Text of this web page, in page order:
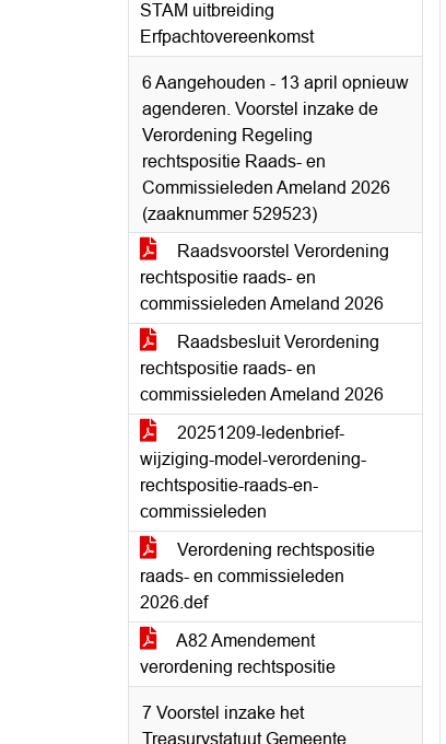
STAM uitbreiding
Erfpachtovereenkomst
6 Aangehouden - 13 april opnieuw
agenderen. Voorstel inzake de
Verordening Regeling
rechtspositie Raads- en
Commissieleden Ameland 2026
(zaaknummer 529523)
Raadsvoorstel Verordening
rechtspositie raads- en
commissieleden Ameland 2026
Raadsbesluit Verordening
rechtspositie raads- en
commissieleden Ameland 2026
20251209-ledenbrief-
wijziging-model-verordening-
rechtspositie-raads-en-
commissieleden
Verordening rechtspositie
raads- en commissieleden
2026.def
A82 Amendement
verordening rechtspositie
7 Voorstel inzake het
Treasurystatuut Gemeente